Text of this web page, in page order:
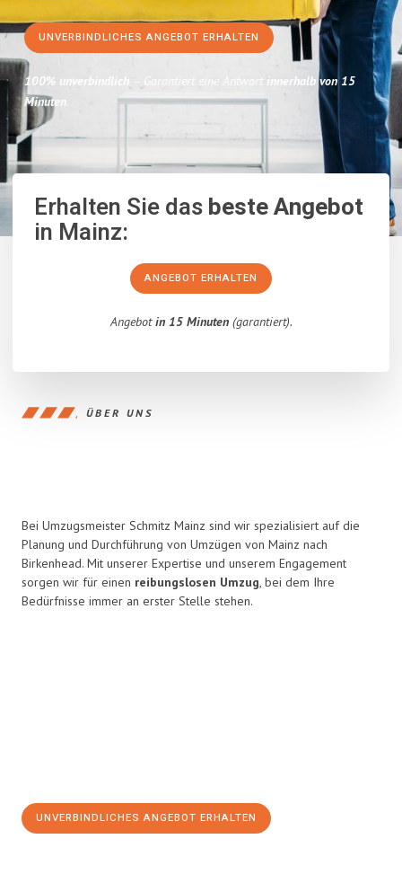
UNVERBINDLICHES ANGEBOT ERHALTEN
100% unverbindlich – Garantiert eine Antwort innerhalb von 15
Minuten.
Erhalten Sie dasbeste Angebot
in Mainz:
ANGEBOT ERHALTEN
Angebotin 15 Minuten(garantiert).
ÜBER UNS
Bei Umzugsmeister Schmitz Mainz sind wir spezialisiert auf die
Planung und Durchführung von Umzügen von Mainz nach
Birkenhead. Mit unserer Expertise und unserem Engagement
sorgen wir für einen reibungslosen Umzug, bei dem Ihre
Bedürfnisse immer an erster Stelle stehen.
UNVERBINDLICHES ANGEBOT ERHALTEN